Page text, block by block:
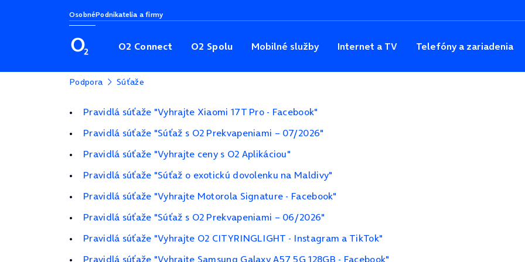
OsobnéPodnikatelia a firmy
O2 Connect O2 Spolu Mobilné služby Internet a TV Telefóny a zariadenia
Podpora Súťaže
Pravidlá súťaže "Vyhrajte Xiaomi 17T Pro - Facebook"
Pravidlá súťaže "Súťaž s O2 Prekvapeniami – 07/2026"
Pravidlá súťaže "Vyhrajte ceny s O2 Aplikáciou"
Pravidlá súťaže "Súťaž o exotickú dovolenku na Maldivy"
Pravidlá súťaže "Vyhrajte Motorola Signature - Facebook"
Pravidlá súťaže "Súťaž s O2 Prekvapeniami – 06/2026"
Pravidlá súťaže "Vyhrajte O2 CITYRINGLIGHT - Instagram a TikTok"
Pravidlá súťaže "Vyhrajte Samsung Galaxy A57 5G 128GB - Facebook"